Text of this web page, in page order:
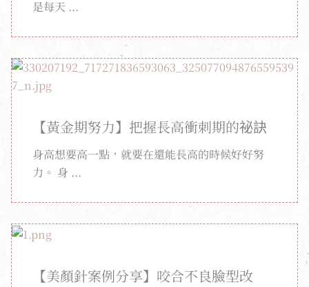
是每天 ...
【黃金期努力】把握長高衝刺期的祕訣
身高想要高一點，就要在還能長高的時候好好努
力。 身 ...
【美顏針案例分享】咬合不良臉型改